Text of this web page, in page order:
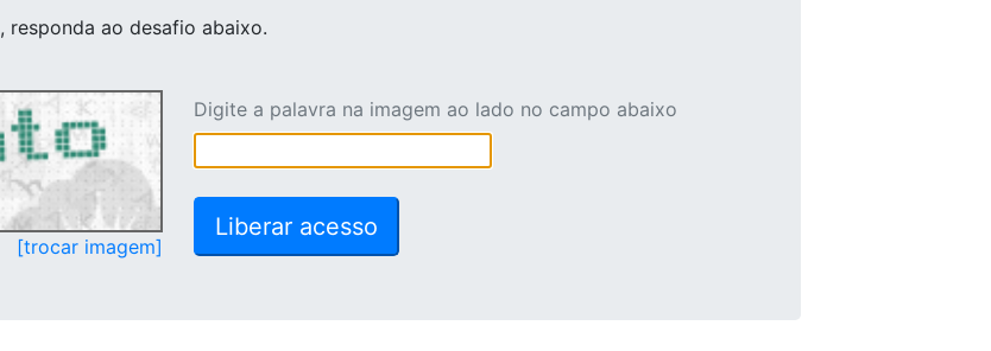
, responda ao desafio abaixo.
[trocar imagem]
Digite a palavra na imagem ao lado no campo abaixo